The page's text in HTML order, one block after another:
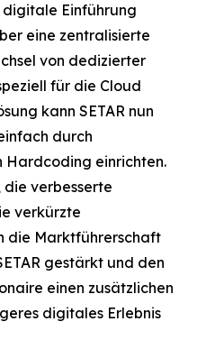
Einführung
eine zentralisierte
von dedizierter
für die Cloud
kann SETAR nun
durch
einrichten.
verbesserte
verkürzte
die Marktführerschaft
gestärkt und den
einen zusätzlichen
digitales Erlebnis